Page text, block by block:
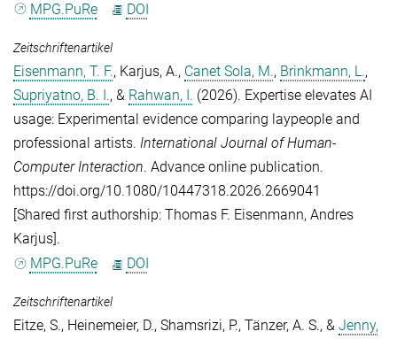
MPG.PuRe
DOI
Zeitschriftenartikel
Eisenmann, T. F., Karjus, A., Canet Sola, M., Brinkmann, L.,
Supriyatno, B. I., & Rahwan, I. (2026). Expertise elevates AI
usage: Experimental evidence comparing laypeople and
professional artists. International Journal of Human-
Computer Interaction. Advance online publication.
https://doi.org/10.1080/10447318.2026.2669041
[Shared first authorship: Thomas F. Eisenmann, Andres
Karjus].
MPG.PuRe
DOI
Zeitschriftenartikel
Eitze, S., Heinemeier, D., Shamsrizi, P., Tänzer, A. S., & Jenny,